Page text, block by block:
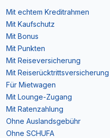
Mit echtem Kreditrahmen
Mit Kaufschutz
Mit Bonus
Mit Punkten
Mit Reiseversicherung
Mit Reiserücktrittsversicherung
Für Mietwagen
Mit Lounge-Zugang
Mit Ratenzahlung
Ohne Auslandsgebühr
Ohne SCHUFA